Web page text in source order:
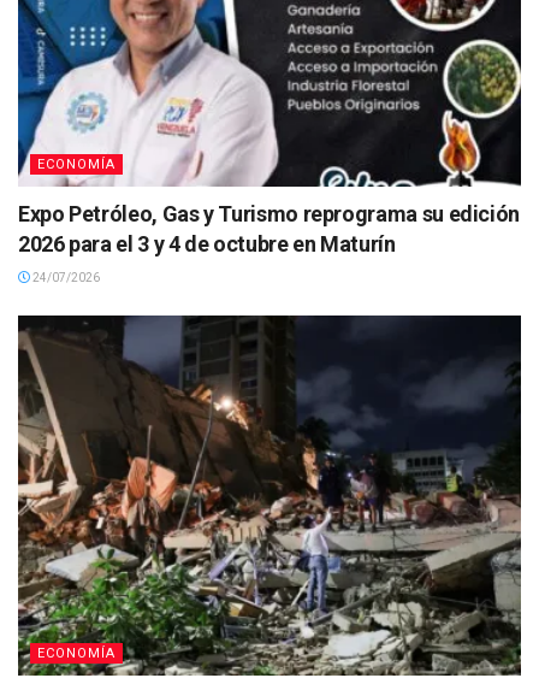
ECONOMÍA
Expo Petróleo, Gas y Turismo reprograma su edición
2026 para el 3 y 4 de octubre en Maturín
24/07/2026
ECONOMÍA